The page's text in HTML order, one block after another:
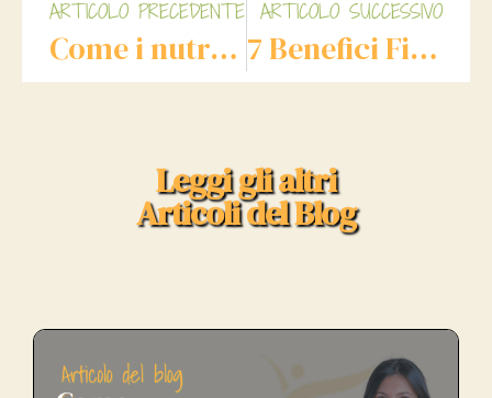
ARTICOLO PRECEDENTE
Come i nutraceutici possono aiutarti a gestire lo stress e l’ansia
ARTICOLO SUCCESSIVO
7 Benefici Fisici ed Emotivi della Detossinazione
Leggi gli altri
Articoli del Blog